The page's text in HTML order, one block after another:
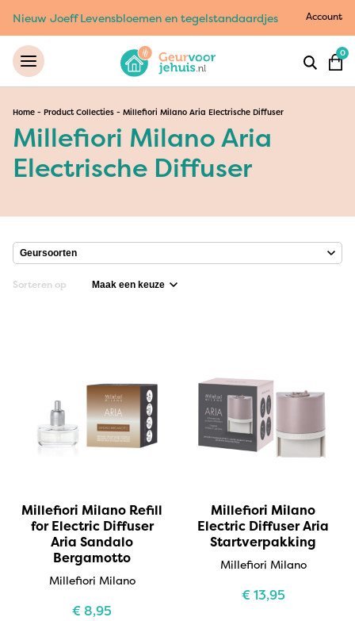
Nieuw Joeff Levensbloemen en tegelstandaardjes Account
0
Home - Product Collecties - Millefiori Milano Aria Electrische Diffuser
Millefiori Milano Aria
Electrische Diffuser
Sorteren op
Millefiori Milano Refill
for Electric Diffuser
Aria Sandalo
Bergamotto
Millefiori Milano
€8,95
Millefiori Milano
Electric Diffuser Aria
Startverpakking
Millefiori Milano
€13,95